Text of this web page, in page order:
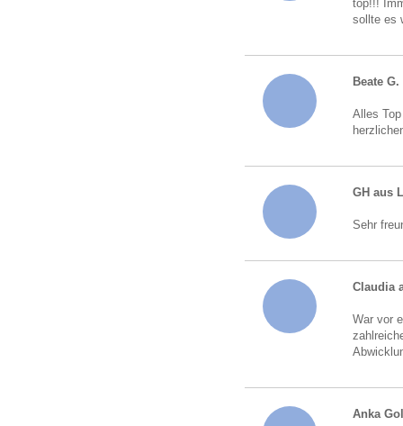
top!!!
sollte es
Beate G.
Alles
GH aus
Sehr
Claudia
War vor
Anka